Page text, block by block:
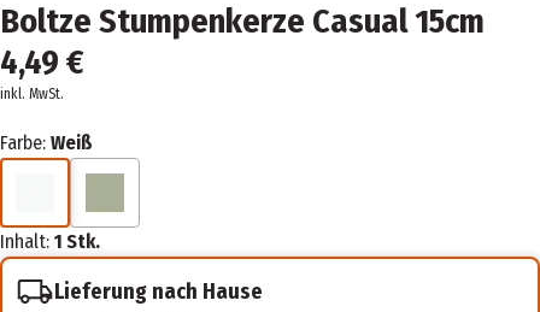
Boltze Stumpenkerze Casual 15cm
4,49 €
inkl. MwSt.
Farbe: Weiß
Inhalt: 1 Stk.
Lieferung nach Hause